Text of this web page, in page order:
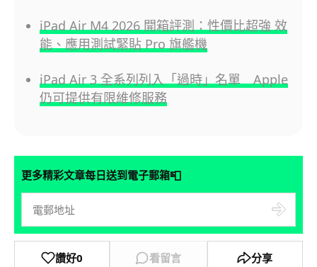
iPad Air M4 2026 開箱評測：性價比超強 效
能、應用測試緊貼 Pro 旗艦機
iPad Air 3 全系列列入「過時」名單 Apple
仍可提供有限維修服務
更多精彩文章每日送到電子郵箱📮
讚好0 看留言 分享